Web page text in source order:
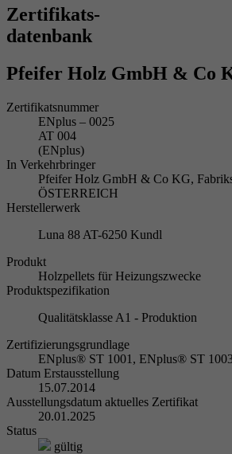
Zertifikats-
datenbank
Pfeifer Holz GmbH & Co
Zertifikatsnummer
ENplus – 0025
AT 004
(ENplus)
In Verkehrbringer
Pfeifer Holz GmbH & Co KG,
ÖSTERREICH
Herstellerwerk
Luna 88 AT-6250 Kundl
Produkt
Holzpellets für Heizungszwecke
Produktspezifikation
Qualitätsklasse A1 - Produktion
Zertifizierungsgrundlage
ENplus® ST 1001, ENplus® ST
Datum Erstausstellung
15.07.2014
Ausstellungsdatum aktuelles Zertifikat
20.01.2025
Status
gültig